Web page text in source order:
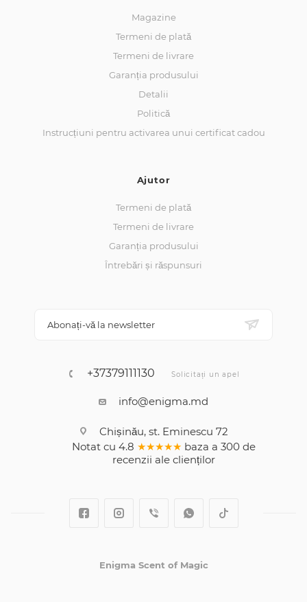
Magazine
Termeni de plată
Termeni de livrare
Garanția produsului
Detalii
Politică
Instrucțiuni pentru activarea unui certificat cadou
Ajutor
Termeni de plată
Termeni de livrare
Garanția produsului
Întrebări și răspunsuri
Abonați-vă la newsletter
+37379111130 Solicitați un apel
info@enigma.md
Chișinău, st. Eminescu 72
Notat cu 4.8 ★★★★★ baza a 300 de
recenzii ale clienților
Enigma Scent of Magic